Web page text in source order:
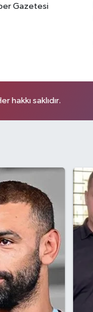
Gazetesi
hakkı saklıdır.